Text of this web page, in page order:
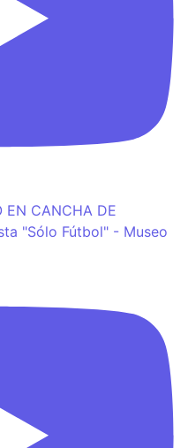
EN CANCHA DE
"Sólo Fútbol" - Museo